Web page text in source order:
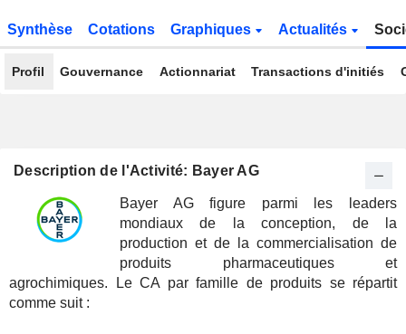
Synthèse Cotations Graphiques Actualités
Profil Gouvernance Actionnariat Transactions d'initiés
Description de l'Activité: Bayer AG
Bayer AG figure parmi les leaders
mondiaux de la conception, de la
production et de la commercialisation de
produits pharmaceutiques et
agrochimiques. Le CA par famille de produits se répartit
comme suit :